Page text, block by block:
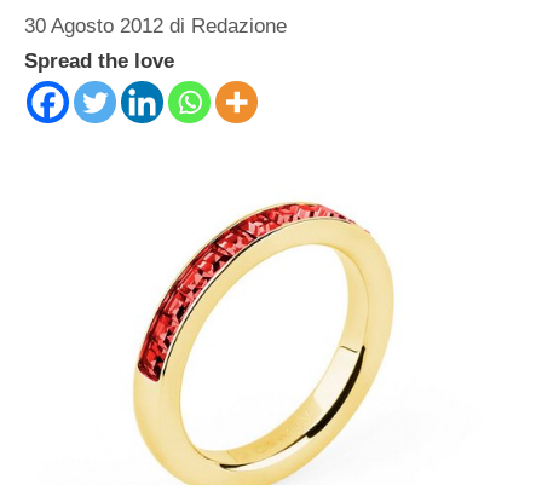
30 Agosto 2012 di Redazione
Spread the love